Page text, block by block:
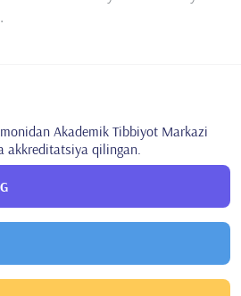
Akademik Tibbiyot Markazi
akkreditatsiya qilingan.